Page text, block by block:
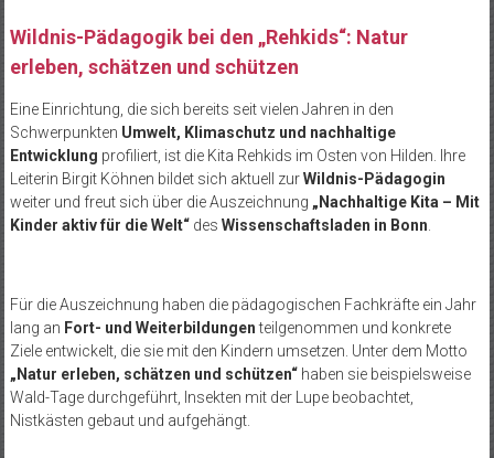
Wildnis-Pädagogik bei den „Rehkids“: Natur
erleben, schätzen und schützen
Eine Einrichtung, die sich bereits seit vielen Jahren in den
Schwerpunkten Umwelt, Klimaschutz und nachhaltige
Entwicklung profiliert, ist die Kita Rehkids im Osten von Hilden. Ihre
Leiterin Birgit Köhnen bildet sich aktuell zurWildnis-Pädagogin
weiter und freut sich über die Auszeichnung „Nachhaltige Kita – Mit
Kinder aktiv für die Welt“des Wissenschaftsladen in Bonn
Für die Auszeichnung haben die pädagogischen Fachkräfte ein Jahr
lang an Fort- und Weiterbildungenteilgenommen und konkrete
Ziele entwickelt, die sie mit den Kindern umsetzen. Unter dem Motto
„Natur erleben, schätzen und schützen“haben sie beispielsweise
Wald-Tage durchgeführt, Insekten mit der Lupe beobachtet,
Nistkästen gebaut und aufgehängt.